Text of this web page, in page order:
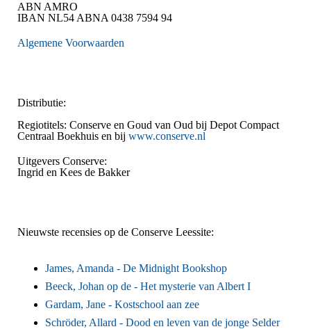
ABN AMRO
IBAN NL54 ABNA 0438 7594 94
Algemene Voorwaarden
Distributie:
Regiotitels: Conserve en Goud van Oud bij Depot Compact
Centraal Boekhuis en bij www.conserve.nl
Uitgevers Conserve:
Ingrid en Kees de Bakker
Nieuwste recensies op de Conserve Leessite:
James, Amanda - De Midnight Bookshop
Beeck, Johan op de - Het mysterie van Albert I
Gardam, Jane - Kostschool aan zee
Schröder, Allard - Dood en leven van de jonge Selder